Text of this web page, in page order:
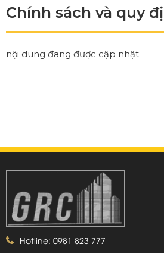
Chính sách và quy
nội dung đang được cập nhật
Hotline: 0981 823 777